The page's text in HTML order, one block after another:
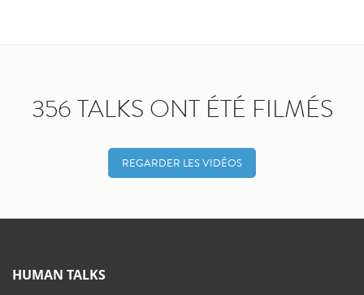
356 TALKS ONT ÉTÉ FILMÉS
REGARDER LES VIDÉOS
HUMAN TALKS